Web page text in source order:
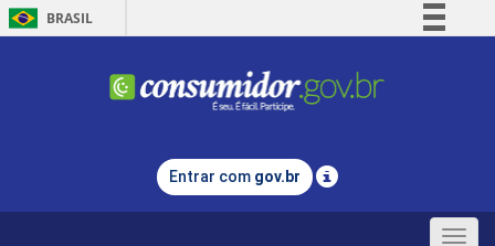
BRASIL
Comunica BR
Legislação
Entrar com gov.br
Toggle